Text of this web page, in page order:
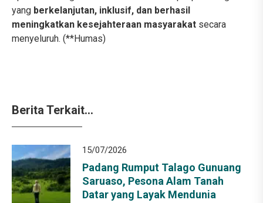
yang berkelanjutan, inklusif, dan berhasil
meningkatkan kesejahteraan masyarakat secara
menyeluruh. (**Humas)
Berita Terkait...
15/07/2026
Padang Rumput Talago Gunuang
Saruaso, Pesona Alam Tanah
Datar yang Layak Mendunia